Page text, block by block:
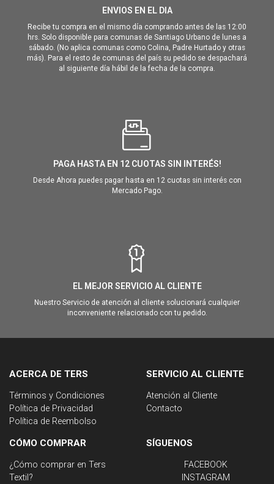
ENVIOS EN EL DIA
Recibe tu compra en el mismo día comprando antes de las 12:00
hrs. Solo disponible para comunas de Santiago Urbano de lunes a
sábado. (No aplica comunas como Colina, Padre Hurtado y otras
más). Para el resto de comunas del país su pedido se despachará
al siguiente día hábil de la fecha de la compra.
PAGA HASTA EN 12 CUOTAS SIN INTERÉS!
Desde Ahora puedes pagar hasta en 12 cuotas sin interés con
Mercado Pago.
EL MEJOR SERVICIO AL CLIENTE
Nuestro Servicio de atención al cliente solucionará cualquier
inconveniente relacionado con tu pedido.
ACERCA DE TERS
Términos y Condiciones
Política de Privacidad
Política de Reembolso
SERVICIO AL CLIENTE
Atención al Cliente
Contacto
CÓMO COMPRAR
¿Cómo comprar en Ters
Textil?
SÍGUENOS
FACEBOOK
INSTAGRAM